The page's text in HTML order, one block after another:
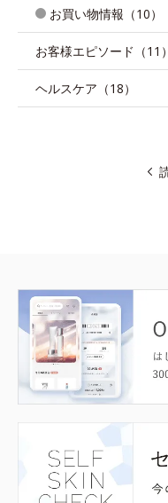
お買い物情報（10）
お客様エピソード（11）
ヘルスケア（18）